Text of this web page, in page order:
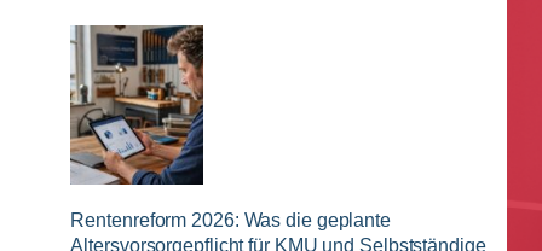
Rentenreform 2026: Was die geplante
Altersvorsorgepflicht für KMU und Selbstständige